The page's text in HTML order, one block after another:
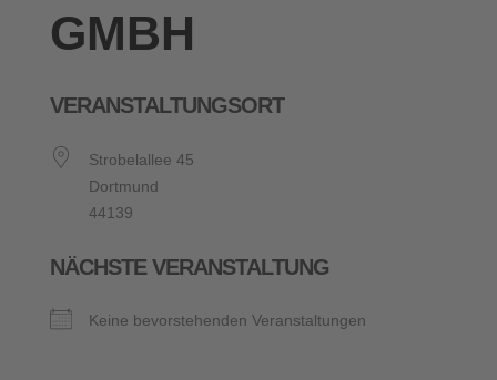
GMBH
VERANSTALTUNGSORT
Strobelallee 45
Dortmund
44139
NÄCHSTE VERANSTALTUNG
Keine bevorstehenden Veranstaltungen